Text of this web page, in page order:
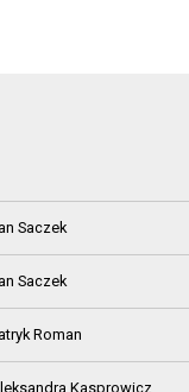
Saczek
Saczek
Roman
Kasprowicz